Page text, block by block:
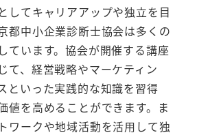
してキャリアアップや独立を目
都中小企業診断士協会は多くの
ています。協会が開催する講座
て、経営戦略やマーケティン
といった実践的な知識を習得
値を高めることができます。ま
ワークや地域活動を活用して独